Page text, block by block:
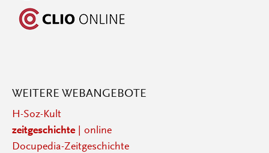
WEITERE WEBANGEBOTE
H-Soz-Kult
zeitgeschichte| online
Docupedia-Zeitgeschichte